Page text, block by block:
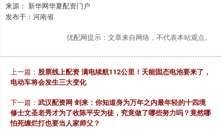
来源： 新华网华夏配资门户
发布于：河南省
优配网提示：文章来自网络，不代表本站观点。
上一篇： 股票线上配资 满电续航112公里！天能固态电池要来了，
电动车将会发生三大变化
下一篇： 武汉配资网 剑来：你知道身为万年之内最年轻的十四境
修士文圣老秀才为了收陈平安为徒，究竟做了哪些努力吗？竟然哪
怕死缠烂打也要当人家师父？